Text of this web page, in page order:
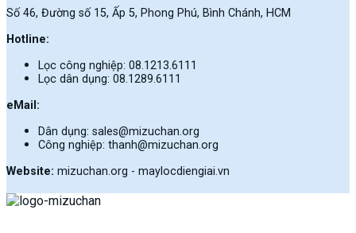
Số 46, Đường số 15, Ấp 5, Phong Phú, Bình Chánh, HCM
Hotline:
Lọc công nghiệp: 08.1213.6111
Lọc dân dụng: 08.1289.6111
eMail:
Dân dụng: sales@mizuchan.org
Công nghiệp: thanh@mizuchan.org
Website: mizuchan.org - maylocdiengiai.vn